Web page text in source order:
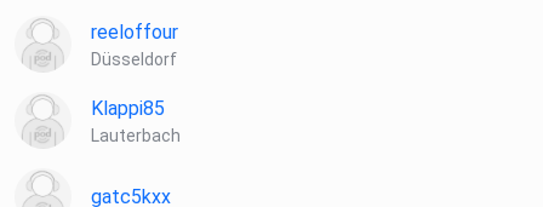
reeloffour
Düsseldorf
Klappi85
Lauterbach
gatc5kxx